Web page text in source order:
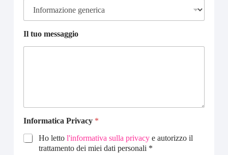
Il tuo messaggio
t
u
o
T
Informatica Privacy *
Ho lettol'informativa sulla privacy e autorizzo il
trattamento dei miei dati personali *